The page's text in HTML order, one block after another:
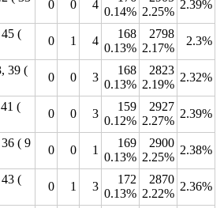
0 0 4
0.14% 2.25%
2.39%
(
0 1 4
168
0.13%
2798
2.17%
2.3%
39 (
0 0 3
168
0.13%
2823
2.19%
2.32%
(
0 0 3
159
0.12%
2927
2.27%
2.39%
( 9
0 0 1
169
0.13%
2900
2.25%
2.38%
(
0 1 3
172
0.13%
2870
2.22%
2.36%